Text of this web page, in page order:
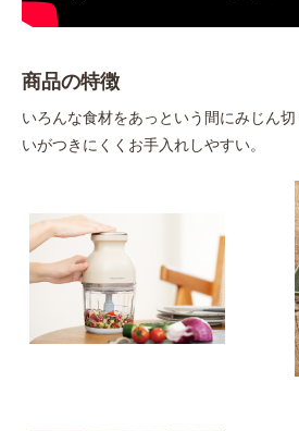
商品の特徴
いろんな食材をあっという間にみじん
いがつきにくくお手入れしやすい。